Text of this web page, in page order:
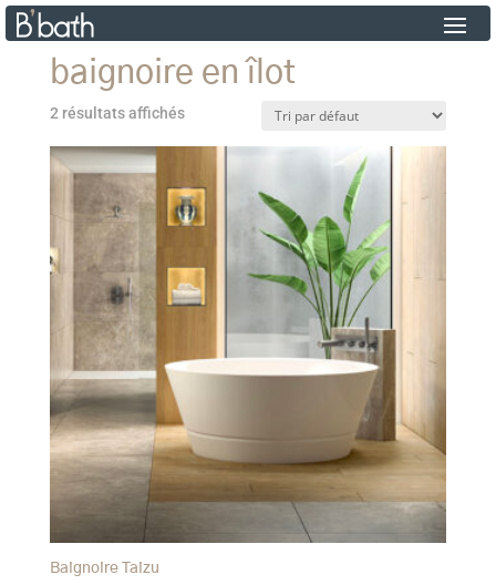
baignoire en îlot
2 résultats affichés
Baignoire Taizu